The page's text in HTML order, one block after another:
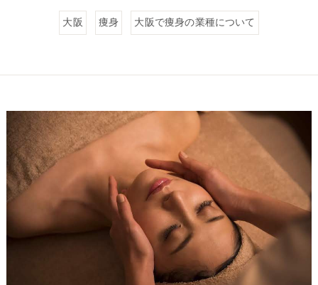
大阪 痩身 大阪で痩身の業種について